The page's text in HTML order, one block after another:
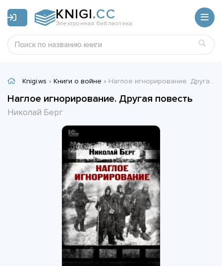
KNIGI.CC
Электронная библиотека
Knigi.ws » Книги о войне » Наглое игнорирование. Другая повесть - Николай Берг
Наглое игнорирование. Другая повесть
Николай Берг